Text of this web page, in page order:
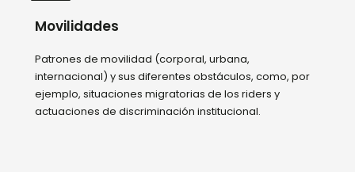
Movilidades
Patrones de movilidad (corporal, urbana,
internacional) y sus diferentes obstáculos, como, por
ejemplo, situaciones migratorias de los riders y
actuaciones de discriminación institucional.